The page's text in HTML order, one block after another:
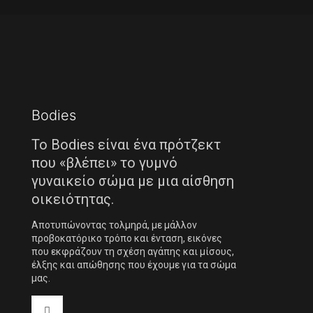
Bodies
Το Bodies είναι ένα πρότζεκτ
που «βλέπει» το γυμνό
γυναικείο σώμα με μια αίσθηση
οικειότητας.
Αποτυπώνοντας τολμηρά, με μάλλον
προβοκατόρικο τρόπο και ένταση, εικόνες
που εκφράζουν τη σχέση αγάπης και μίσους,
έλξης και απώθησης που έχουμε για τα σώμα
μας.